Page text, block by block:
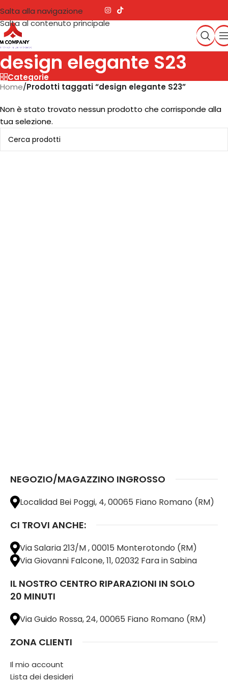
Salta alla navigazione
Salta al contenuto principale
design elegante S23
Categorie
Home/Prodotti taggati “design elegante S23”
Non è stato trovato nessun prodotto che corrisponde alla
tua selezione.
NEGOZIO/MAGAZZINO INGROSSO
Localidad Bei Poggi, 4, 00065 Fiano Romano (RM)
CI TROVI ANCHE:
Via Salaria 213/M , 00015 Monterotondo (RM)
Via Giovanni Falcone, 11, 02032 Fara in Sabina
IL NOSTRO CENTRO RIPARAZIONI IN SOLO
20 MINUTI
Via Guido Rossa, 24, 00065 Fiano Romano (RM)
ZONA CLIENTI
Il mio account
Lista dei desideri